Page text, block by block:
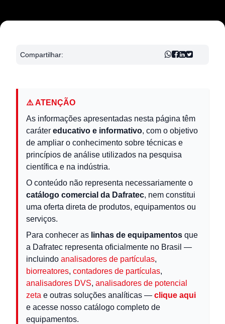
Compartilhar:
⚠️ ATENÇÃO
As informações apresentadas nesta página têm
caráter educativo e informativo, com o objetivo
de ampliar o conhecimento sobre técnicas e
princípios de análise utilizados na pesquisa
científica e na indústria.
O conteúdo não representa necessariamente o
catálogo comercial da Dafratec, nem constitui
uma oferta direta de produtos, equipamentos ou
serviços.
Para conhecer as linhas de equipamentos que
a Dafratec representa oficialmente no Brasil —
incluindo analisadores de partículas,
biorreatores, contadores de partículas,
analisadores DVS, analisadores de potencial
zeta e outras soluções analíticas — clique aqui
e acesse nosso catálogo completo de
equipamentos.